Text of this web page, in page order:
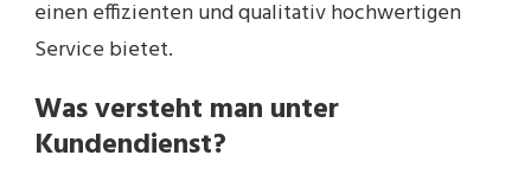
einen effizienten und qualitativ hochwertigen
Service bietet.
Was versteht man unter
Kundendienst?